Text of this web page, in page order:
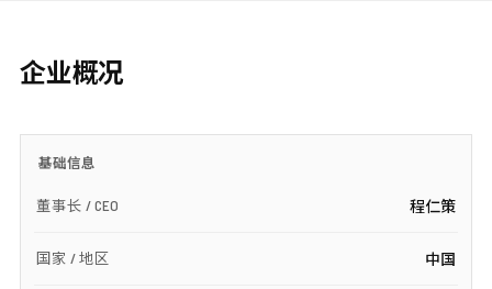
企业概况
基础信息
董事长 / CEO 程仁策
国家 / 地区 中国